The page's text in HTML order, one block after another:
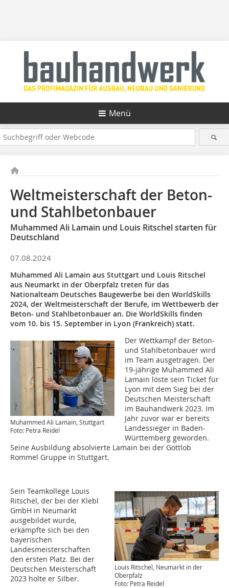
Menü
Weltmeisterschaft der Beton-
und Stahlbetonbauer
Muhammed Ali Lamain und Louis Ritschel starten für
Deutschland
07.08.2024
Muhammed Ali Lamain aus Stuttgart und Louis Ritschel
aus Neumarkt in der Oberpfalz treten für das
Nationalteam Deutsches Baugewerbe bei den WorldSkills
2024, der Weltmeisterschaft der Berufe, im Wettbewerb der
Beton- und Stahlbetonbauer an. Die WorldSkills finden
vom 10. bis 15. September in Lyon (Frankreich) statt.
Muhammed Ali Lamain, Stuttgart
Foto: Petra Reidel
Der Wettkampf der Beton-
und Stahlbetonbauer wird
im Team ausgetragen. Der
19-jährige Muhammed Ali
Lamain löste sein Ticket für
Lyon mit dem Sieg bei der
Deutschen Meisterschaft
im Bauhandwerk 2023. Im
Jahr zuvor war er bereits
Landessieger in Baden-
Württemberg geworden.
Seine Ausbildung absolvierte Lamain bei der Gottlob
Rommel Gruppe in Stuttgart.
Louis Ritschel, Neumarkt in der
Oberpfalz
Foto: Petra Reidel
Sein Teamkollege Louis
Ritschel, der bei der Klebl
GmbH in Neumarkt
ausgebildet wurde,
erkämpfte sich bei den
bayerischen
Landesmeisterschaften
den ersten Platz. Bei der
Deutschen Meisterschaft
2023 holte er Silber.